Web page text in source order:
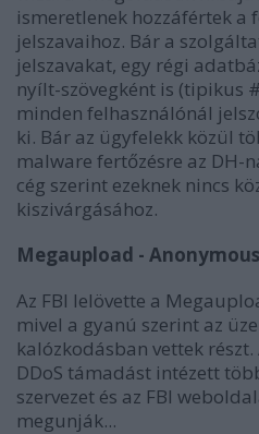
ismeretlenek hozzáfértek a
jelszavaihoz. Bár a
jelszavakat, egy régi
nyílt-szövegként is (tipikus
minden felhasználónál
ki. Bár az ügyfelekk közül
malware fertőzésre az DH-
cég szerint ezeknek nincs
kiszivárgásához.
Megaupload -
Az FBI lelövette a
mivel a gyanú szerint az
kalózkodásban vettek
DDoS támadást intézett
szervezet és az FBI
megunják...